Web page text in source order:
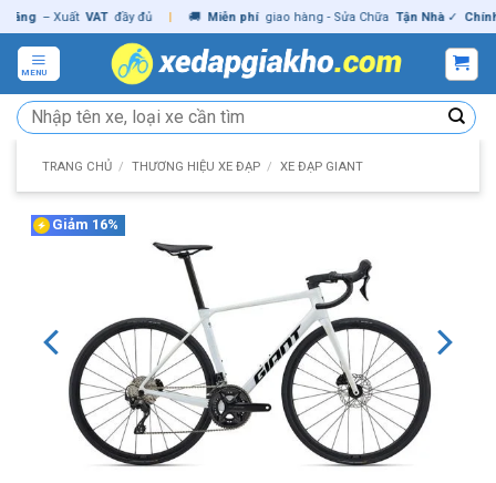
Skip
to
content
– Xuất VAT đầy đủ | 🚚 Miễn phí giao hàng - Sửa Chữa Tận Nhà ✓ Chính
MENU
Tìm
kiếm:
TRANG CHỦ / THƯƠNG HIỆU XE ĐẠP / XE ĐẠP GIANT
Giảm 16%